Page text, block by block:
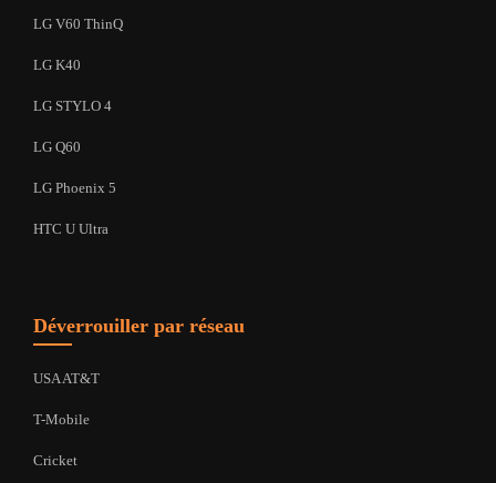
LG V60 ThinQ
LG K40
LG STYLO 4
LG Q60
LG Phoenix 5
HTC U Ultra
Déverrouiller par réseau
USA AT&T
T-Mobile
Cricket